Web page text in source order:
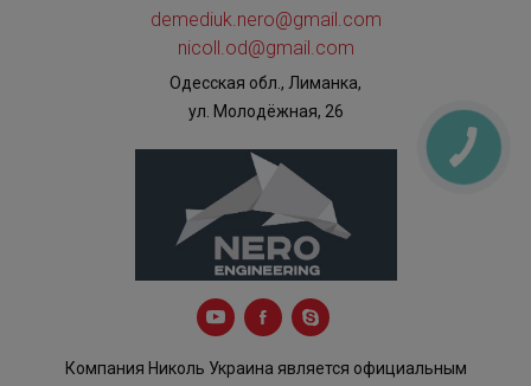
demediuk.nero@gmail.com
nicoll.od@gmail.com
Одесская обл., Лиманка,
ул. Молодёжная, 26
Компания Николь Украина является официальным
КНОПКА
ЗВ'ЯЗКУ